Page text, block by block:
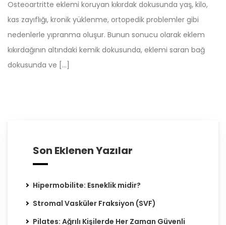
Osteoartritte eklemi koruyan kıkırdak dokusunda yaş, kilo,
kas zayıflığı, kronik yüklenme, ortopedik problemler gibi
nedenlerle yıpranma oluşur. Bunun sonucu olarak eklem
kıkırdağının altındaki kemik dokusunda, eklemi saran bağ
dokusunda ve […]
Son Eklenen Yazılar
Hipermobilite: Esneklik midir?
Stromal Vasküler Fraksiyon (SVF)
Pilates: Ağrılı Kişilerde Her Zaman Güvenli